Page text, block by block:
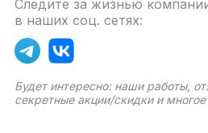
Следите за жизнью
в наших соц. сетях:
Будет интересно: наши работы,
секретные акции/скидки и многое